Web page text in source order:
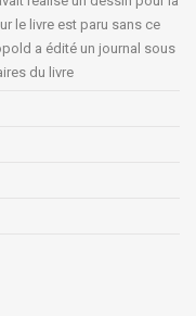
le livre est paru sans ce
a édité un journal sous
du livre